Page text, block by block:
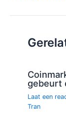
gebeurt
Laat een
Tran